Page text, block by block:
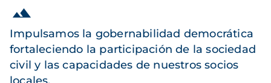
Impulsamos la gobernabilidad democrática
fortaleciendo la participación de la sociedad
civil y las capacidades de nuestros socios